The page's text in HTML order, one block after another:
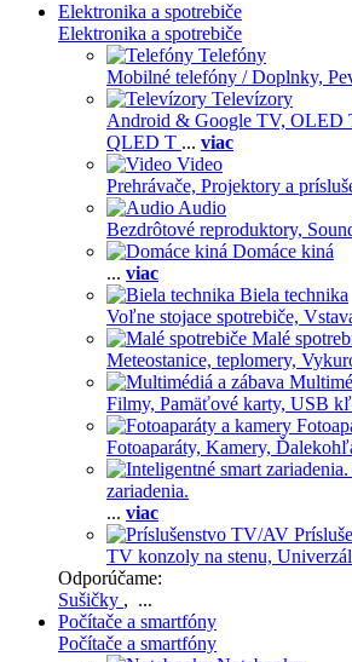
Elektronika a spotrebiče
Elektronika a spotrebiče
Telefóny
Mobilné telefóny / Doplnky,
Televízory
Android & Google TV, OLED
QLED T ... viac
Video
Prehrávače, Projektory a
Audio
Bezdrôtové reproduktory,
Domáce kiná
... viac
Biela technika
Voľne stojace spotrebiče,
Malé
Meteostanice, teplomery,
Filmy, Pamäťové karty, USB
Fotoaparáty, Kamery,
zariadenia.
... viac
TV konzoly na stenu,
Odporúčame:
Sušičky , ...
Počítače a smartfóny
Počítače a smartfóny